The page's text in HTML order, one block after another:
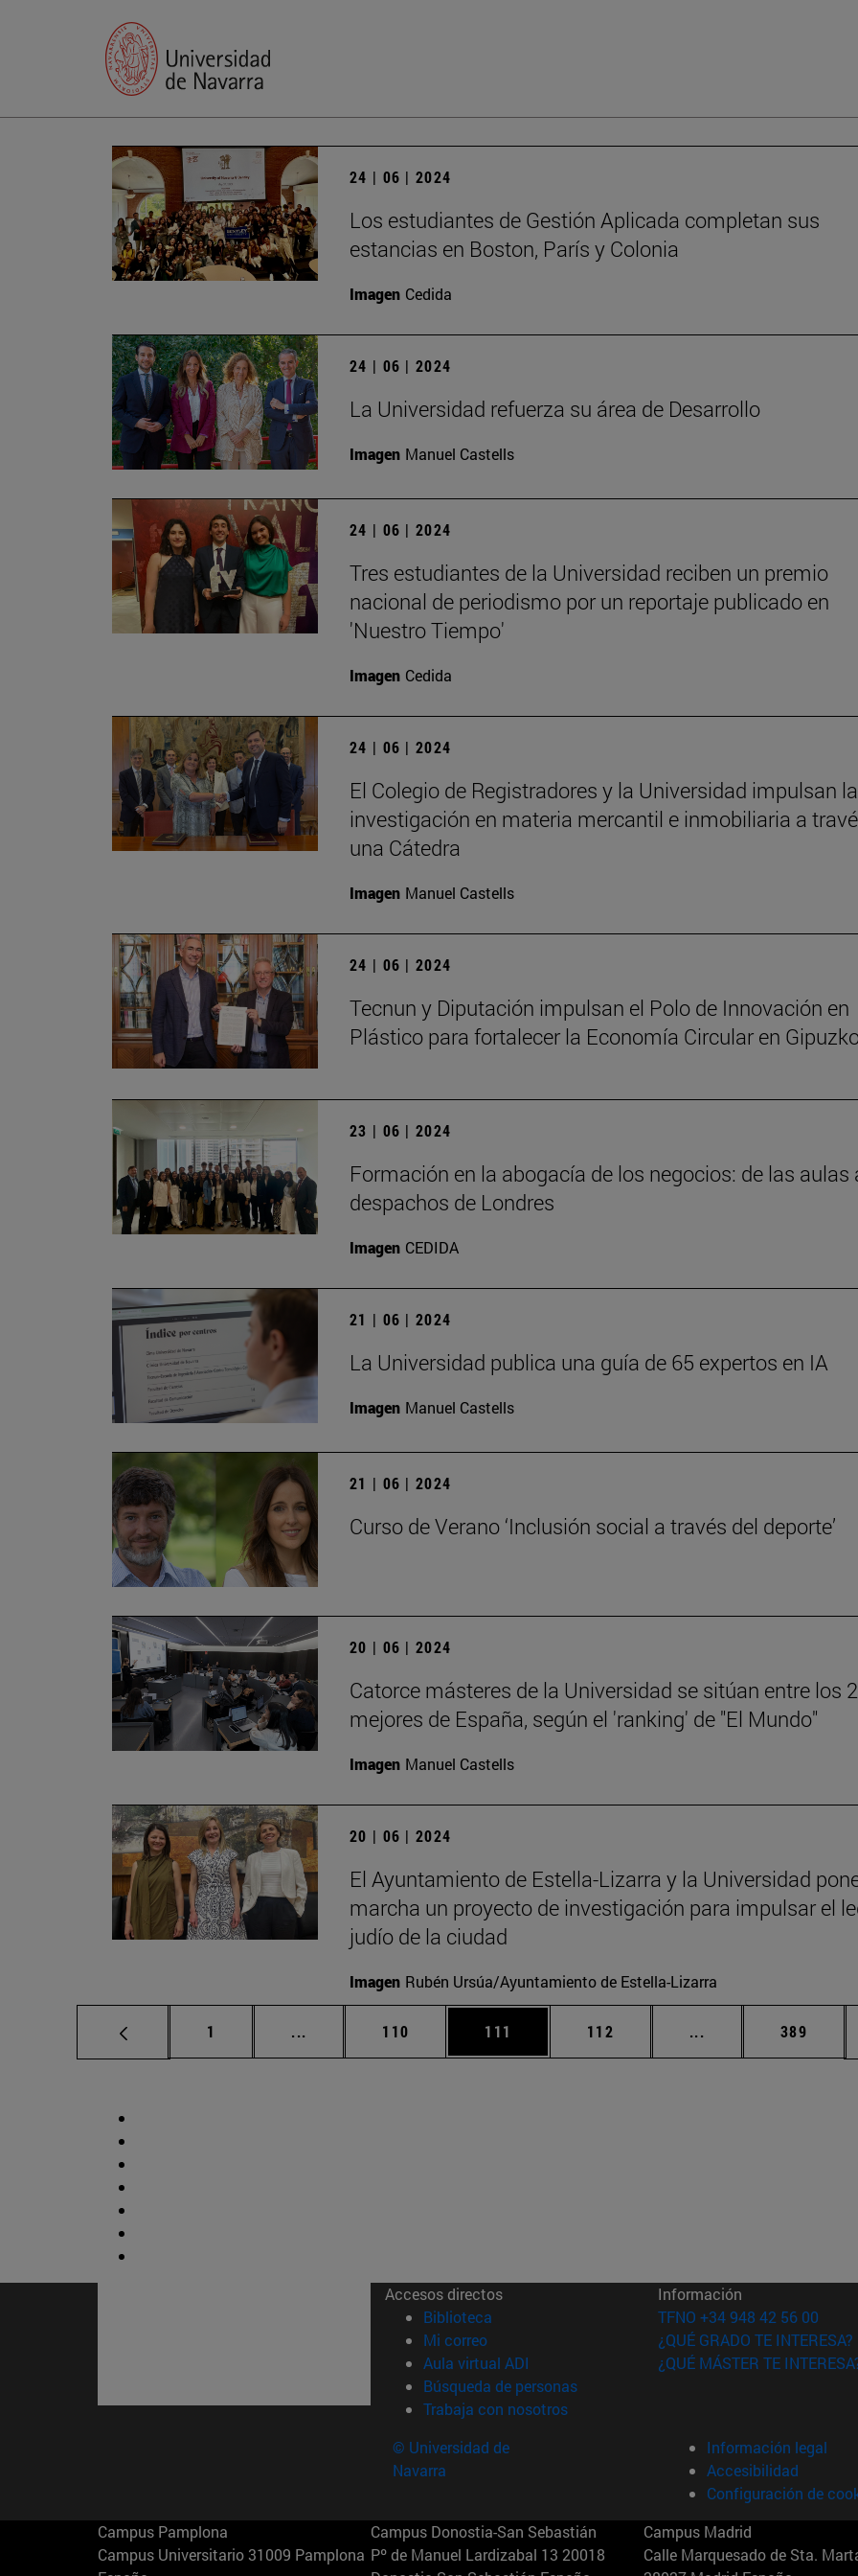
24 | 06 | 2024
Los estudiantes de Gestión Aplicada completan sus
estancias en Boston, París y Colonia
Imagen Cedida
24 | 06 | 2024
La Universidad refuerza su área de Desarrollo
Imagen Manuel Castells
24 | 06 | 2024
Tres estudiantes de la Universidad reciben un premio
nacional de periodismo por un reportaje publicado en
'Nuestro Tiempo'
Imagen Cedida
24 | 06 | 2024
El Colegio de Registradores y la Universidad impulsan la
investigación en materia mercantil e inmobiliaria a
una Cátedra
Imagen Manuel Castells
24 | 06 | 2024
Tecnun y Diputación impulsan el Polo de Innovación en
Plástico para fortalecer la Economía Circular en
23 | 06 | 2024
Formación en la abogacía de los negocios: de las aulas
despachos de Londres
Imagen CEDIDA
21 | 06 | 2024
La Universidad publica una guía de 65 expertos en IA
Imagen Manuel Castells
21 | 06 | 2024
Curso de Verano ‘Inclusión social a través del deporte’
20 | 06 | 2024
Catorce másteres de la Universidad se sitúan entre los
mejores de España, según el 'ranking' de "El Mundo"
Imagen Manuel Castells
20 | 06 | 2024
El Ayuntamiento de Estella-Lizarra y la Universidad
marcha un proyecto de investigación para impulsar el
judío de la ciudad
Imagen Rubén Ursúa/Ayuntamiento de Estella-Lizarra
Página
1 ... Páginas intermedias Use TAB para desplazarse.
Página
110 Página
111 Página
112 ... Páginas Página
389
Accesos directos
Biblioteca (abre en nueva ventana)
Mi correo(abre en nueva ventana)
Aula virtual ADI (abre en nueva ventana)
Búsqueda de personas(abre en nueva ventana)
Trabaja con nosotros(abre en nueva ventana)
Información
TFNO +34 948 42 56 00
¿QUÉ GRADO TE INTERESA?
¿QUÉ MÁSTER TE
© Universidad de
Navarra
Información legal
Accesibilidad
Configuración de
Campus Pamplona
Campus Universitario 31009 Pamplona
Campus Donostia-San Sebastián
Pº de Manuel Lardizabal 13 20018
Campus Madrid
Calle Marquesado de Sta.